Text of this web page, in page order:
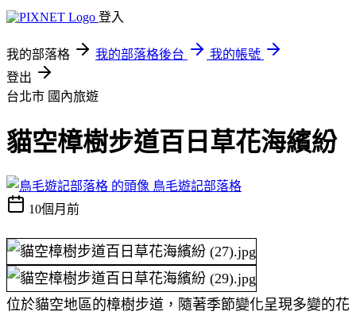
登入
我的部落格 我的部落格後台
我的帳號
登出
台北市 國內旅遊
貓空樟樹步道百日草花海繽紛
鳥毛遊記部落格
10個月前
位於貓空地區的樟樹步道，隨著季節變化呈現多變的花